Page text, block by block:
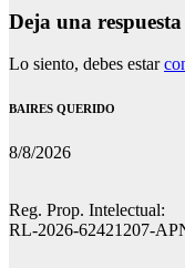
Deja una respuesta
Lo siento, debes estar
BAIRES QUERIDO
8/8/2026
Reg. Prop. Intelectual:
RL-2026-62421207-